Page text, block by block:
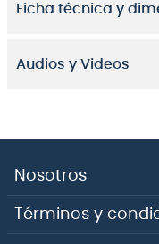
Ficha técnica y
Audios y Videos
Nosotros
Términos y